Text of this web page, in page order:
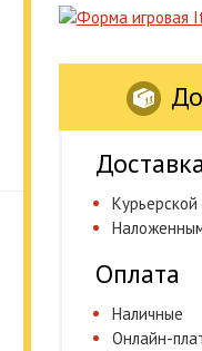
Оплата
Наличные
Онлайн-